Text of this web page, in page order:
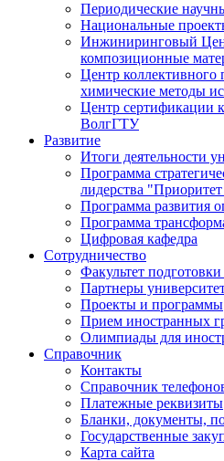
Периодические
Национальные
Инжиниринговый
композиционные
Центр коллективного
химические методы
Центр сертификации
ВолгГТУ
Развитие
Итоги деятельности
Программа
лидерства
Программа развития
Программа
Цифровая кафедра
Сотрудничество
Факультет
Партнеры
Проекты и программы
Прием иностранных
Олимпиады для
Справочник
Контакты
Справочник
Платежные реквизиты
Бланки, документы,
Государственные
Карта сайта